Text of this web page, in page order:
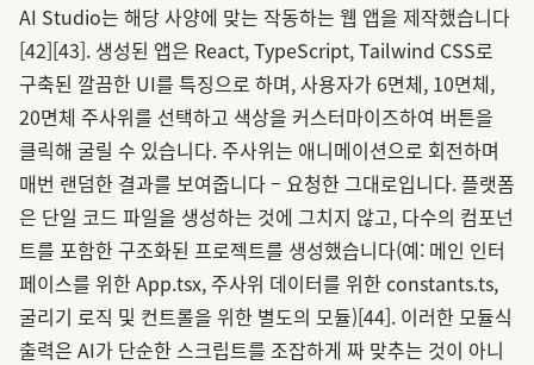
AI Studio는 해당 사양에 맞는 작동하는 웹 앱을 제작했습니다
[42][43]. 생성된 앱은 React, TypeScript, Tailwind CSS로
구축된 깔끔한 UI를 특징으로 하며, 사용자가 6면체, 10면체,
20면체 주사위를 선택하고 색상을 커스터마이즈하여 버튼을
클릭해 굴릴 수 있습니다. 주사위는 애니메이션으로 회전하며
매번 랜덤한 결과를 보여줍니다 – 요청한 그대로입니다. 플랫폼
은 단일 코드 파일을 생성하는 것에 그치지 않고, 다수의 컴포넌
트를 포함한 구조화된 프로젝트를 생성했습니다(예: 메인 인터
페이스를 위한 App.tsx, 주사위 데이터를 위한 constants.ts,
굴리기 로직 및 컨트롤을 위한 별도의 모듈)[44]. 이러한 모듈식
출력은 AI가 단순한 스크립트를 조잡하게 짜 맞추는 것이 아니